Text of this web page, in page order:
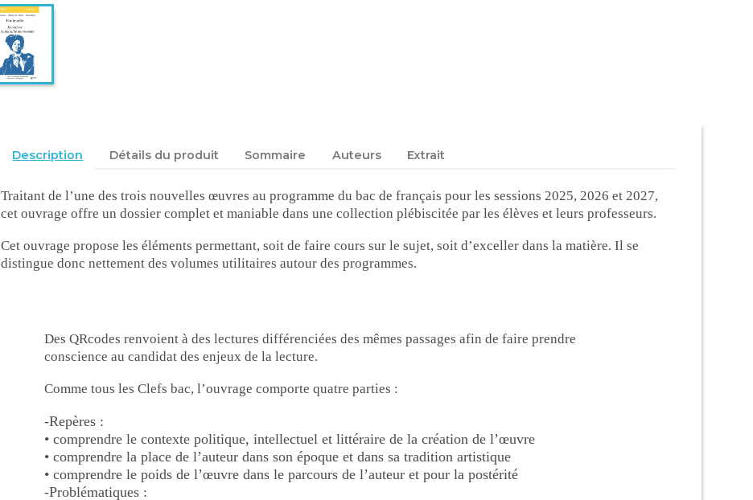
Description Détails du produit Sommaire Auteurs Extrait
Traitant de l’une des trois nouvelles œuvres au programme du bac de français pour les sessions 2025, 2026 et 2027,
cet ouvrage offre un dossier complet et maniable dans une collection plébiscitée par les élèves et leurs professeurs.
Cet ouvrage propose les éléments permettant, soit de faire cours sur le sujet, soit d’exceller dans la matière. Il se
distingue donc nettement des volumes utilitaires autour des programmes.
Des QRcodes renvoient à des lectures différenciées des mêmes passages afin de faire prendre
conscience au candidat des enjeux de la lecture.
Comme tous les Clefs bac, l’ouvrage comporte quatre parties :
-Repères :
• comprendre le contexte politique, intellectuel et littéraire de la création de l’œuvre
• comprendre la place de l’auteur dans son époque et dans sa tradition artistique
• comprendre le poids de l’œuvre dans le parcours de l’auteur et pour la postérité
-Problématiques :